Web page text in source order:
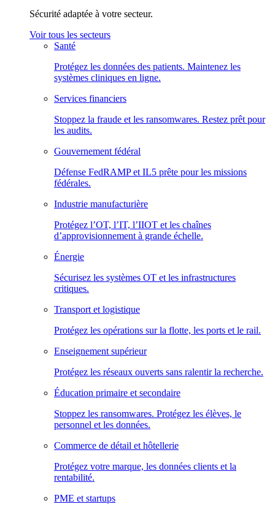
Sécurité adaptée à votre secteur.
Voir tous les secteurs
Santé
Protégez les données des patients. Maintenez les
systèmes cliniques en ligne.
Services financiers
Stoppez la fraude et les ransomwares. Restez prêt pour
les audits.
Gouvernement fédéral
Défense FedRAMP et IL5 prête pour les missions
fédérales.
Industrie manufacturière
Protégez l’OT, l’IT, l’IIOT et les chaînes
d’approvisionnement à grande échelle.
Énergie
Sécurisez les systèmes OT et les infrastructures
critiques.
Transport et logistique
Protégez les opérations sur la flotte, les ports et le rail.
Enseignement supérieur
Protégez les réseaux ouverts sans ralentir la recherche.
Éducation primaire et secondaire
Stoppez les ransomwares. Protégez les élèves, le
personnel et les données.
Commerce de détail et hôtellerie
Protégez votre marque, les données clients et la
rentabilité.
PME et startups